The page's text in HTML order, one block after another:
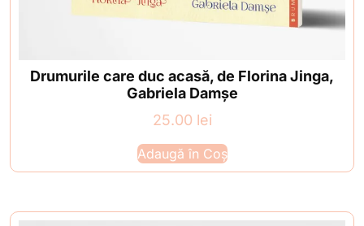
Drumurile care duc acasă, de Florina Jinga,
Gabriela Damșe
25.00 lei
Adaugă în Coș